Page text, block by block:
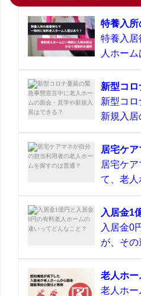
特養入所
特養入居
人ホー
新型コ
新型コ
新規入
居宅ケ
居宅ケ
て、老人
入居金1
入居金0
が、そ
老人ホ
老人ホー